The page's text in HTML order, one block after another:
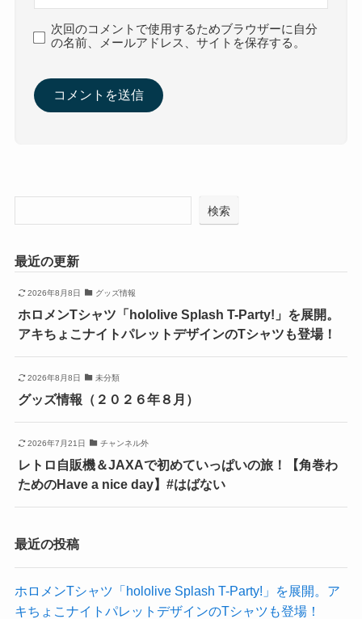
次回のコメントで使用するためブラウザーに自分
の名前、メールアドレス、サイトを保存する。
検索
最近の更新
2026年8月8日 グッズ情報
ホロメンTシャツ「hololive Splash T-Party!」を展開。
アキちょこナイトパレットデザインのTシャツも登場！
2026年8月8日 未分類
グッズ情報（２０２６年８月）
2026年7月21日 チャンネル外
レトロ自販機＆JAXAで初めていっぱいの旅！【角巻わ
ためのHave a nice day】#はばない
最近の投稿
ホロメンTシャツ「hololive Splash T-Party!」を展開。ア
キちょこナイトパレットデザインのTシャツも登場！